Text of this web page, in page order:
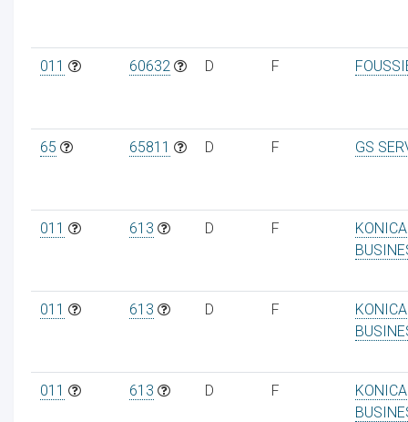
011 60632 D F
65 65811 D F GS
011 613 D F
011 613 D F
011 613 D F